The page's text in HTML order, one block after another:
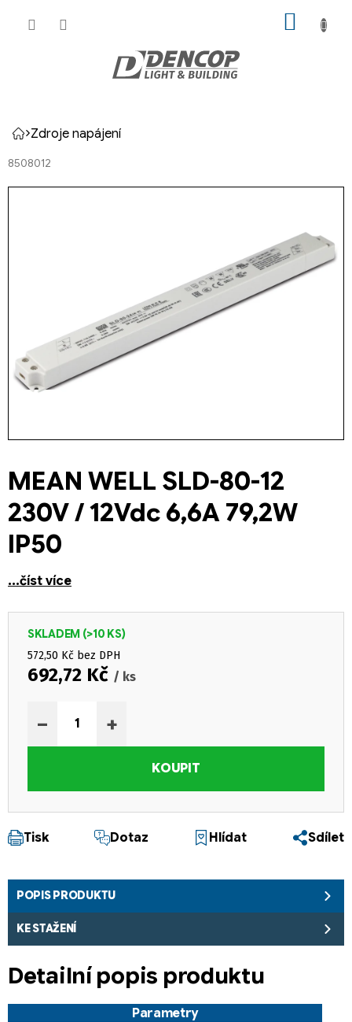
Domů
Zdroje napájení
8508012
MEAN WELL SLD-80-12
230V / 12Vdc 6,6A 79,2W
IP50
SKLADEM (>10 KS)
692,72 Kč / ks
572,50 Kč bez DPH
+
−
KOUPIT
...číst více
Tisk Dotaz Hlídat Sdílet
POPIS PRODUKTU
KE STAŽENÍ
Detailní popis produktu
Parametry